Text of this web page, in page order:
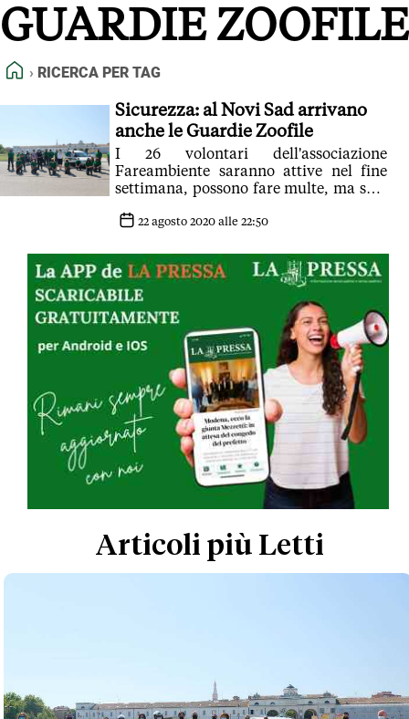
FEED RSS
NORMATIVE DEONTOLOGICHE
TERMINI e CONDIZIONI
GUARDIE ZOOFILE
HOME
RICERCA PER TAG
Sicurezza: al Novi Sad arrivano
anche le Guardie Zoofile
I 26 volontari dell'associazione
Fareambiente saranno attive nel fine
settimana, possono fare multe, ma solo
Polizia Locale
22 agosto 2020 alle 22:50
Articoli più Letti